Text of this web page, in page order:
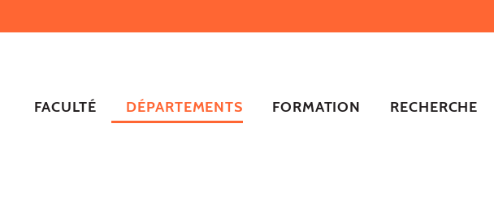
FACULTÉ DÉPARTEMENTS FORMATION RECHERCHE